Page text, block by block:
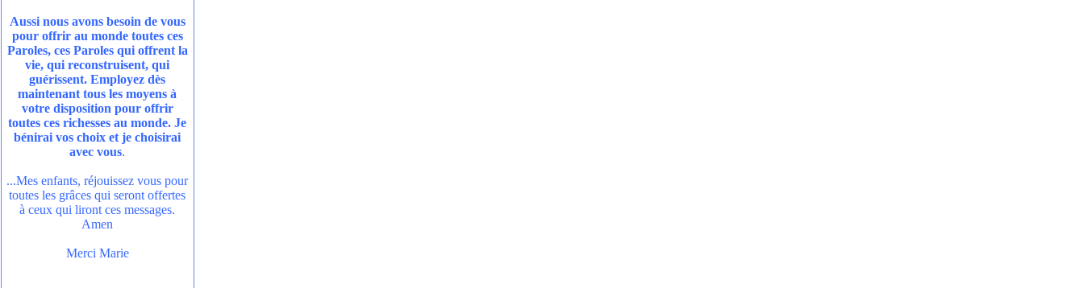
Aussi nous avons besoin de vous
pour offrir au monde toutes ces
Paroles, ces Paroles qui offrent la
vie, qui reconstruisent, qui
guérissent. Employez dès
maintenant tous les moyens à
votre disposition pour offrir
toutes ces richesses au monde. Je
bénirai vos choix et je choisirai
avec vous.
...Mes enfants, réjouissez vous pour
toutes les grâces qui seront offertes
à ceux qui liront ces messages.
Amen
Merci Marie